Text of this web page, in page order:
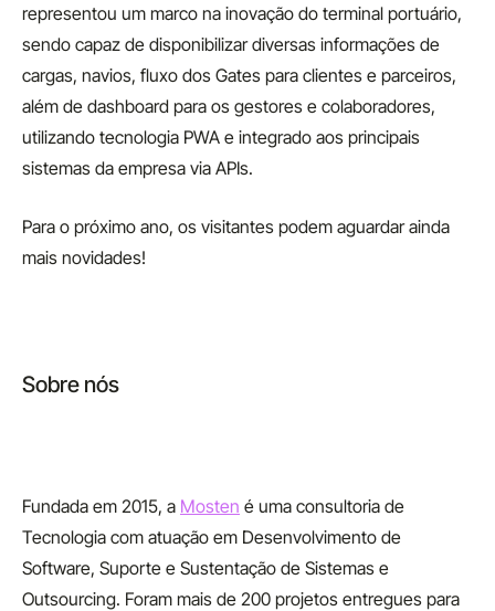
representou um marco na inovação do terminal portuário,
sendo capaz de disponibilizar diversas informações de
cargas, navios, fluxo dos Gates para clientes e parceiros,
além de dashboard para os gestores e colaboradores,
utilizando tecnologia PWA e integrado aos principais
sistemas da empresa via APIs.
Para o próximo ano, os visitantes podem aguardar ainda
mais novidades!
Sobre nós
Fundada em 2015, a Mosten é uma consultoria de
Tecnologia com atuação em Desenvolvimento de
Software, Suporte e Sustentação de Sistemas e
Outsourcing. Foram mais de 200 projetos entregues para